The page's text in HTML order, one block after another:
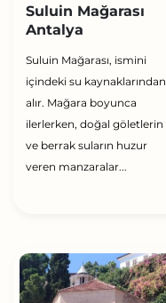
Suluin Mağarası
Antalya
Suluin Mağarası, ismini
içindeki su kaynaklarından
alır. Mağara boyunca
ilerlerken, doğal göletlerin
ve berrak suların huzur
veren manzaralar...